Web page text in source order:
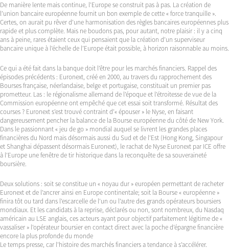
De manière lente mais continue, l’Europe se construit pas à pas. La création de
l’union bancaire européenne fournit un bon exemple de cette « force tranquille ».
Certes, on aurait pu rêver d’une harmonisation des règles bancaires européennes plus
rapide et plus complète. Mais ne boudons pas, pour autant, notre plaisir : il y a cinq
ans à peine, rares étaient ceux qui pensaient que la création d’un superviseur
bancaire unique à l’échelle de l’Europe était possible, à horizon raisonnable au moins.
Ce qui a été fait dans la banque doit l’être pour les marchés financiers. Rappel des
épisodes précédents : Euronext, créé en 2000, au travers du rapprochement des
Bourses française, néerlandaise, belge et portugaise, constituait un premier pas
prometteur. Las : le régionalisme allemand de l’époque et l’étroitesse de vue de la
Commission européenne ont empêché que cet essai soit transformé. Résultat des
courses ? Euronext s’est trouvé contraint d’« épouser » le Nyse, en faisant
dangereusement pencher la balance de la Bourse européenne du côté de New York.
Dans le passionnant « jeu de go » mondial auquel se livrent les grandes places
financières du Nord mais désormais aussi du Sud et de l’Est (Hong Kong, Singapour
et Shanghai dépassent désormais Euronext), le rachat de Nyse Euronext par ICE offre
à l’Europe une fenêtre de tir historique dans la reconquête de sa souveraineté
boursière.
Deux solutions : soit se constitue un « noyau dur » européen permettant de racheter
Euronext et de l’ancrer ainsi en Europe continentale; soit la Bourse « européenne »
finira tôt ou tard dans l’escarcelle de l’un ou l’autre des grands opérateurs boursiers
mondiaux. Et les candidats à la reprise, déclarés ou non, sont nombreux, du Nasdaq
américain au LSE anglais, ces acteurs ayant pour objectif parfaitement légitime de «
vassaliser » l’opérateur boursier en contact direct avec la poche d’épargne financière
encore la plus profonde du monde
Le temps presse, car l’histoire des marchés financiers a tendance à s’accélérer.